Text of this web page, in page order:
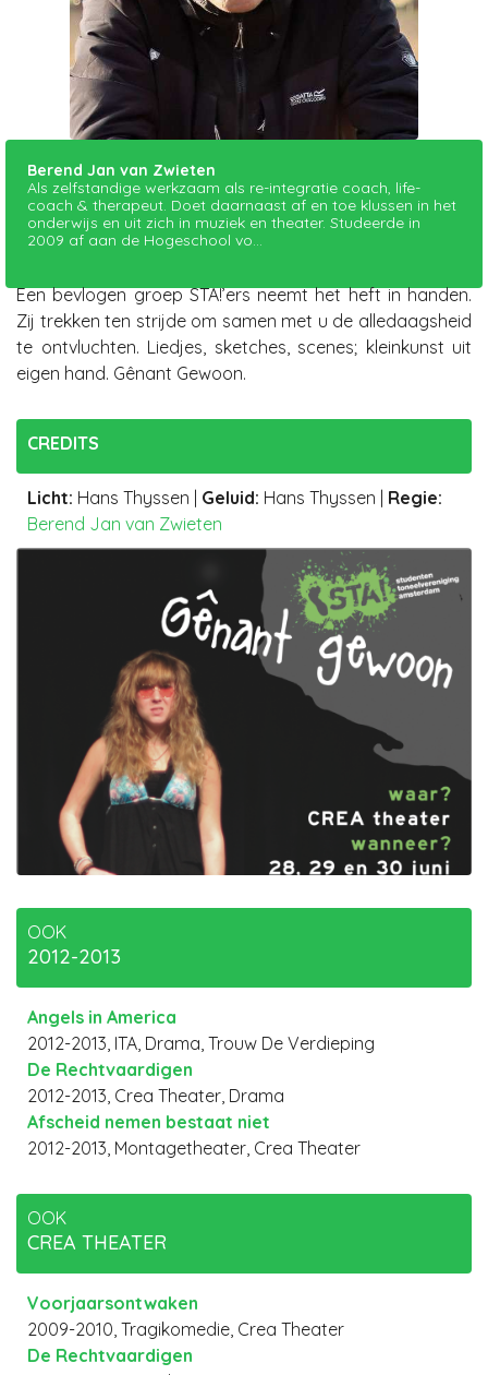
Berend Jan van Zwieten
Als zelfstandige werkzaam als re-integratie coach, life-
coach & therapeut. Doet daarnaast af en toe klussen in het
onderwijs en uit zich in muziek en theater. Studeerde in
2009 af aan de Hogeschool vo...
Een bevlogen groep STA!’ers neemt het heft in handen.
Zij trekken ten strijde om samen met u de alledaagsheid
te ontvluchten. Liedjes, sketches, scenes; kleinkunst uit
eigen hand. Gênant Gewoon.
CREDITS
Licht: Hans Thyssen | Geluid: Hans Thyssen | Regie:
Berend Jan van Zwieten
OOK
2012-2013
Angels in America
2012-2013, ITA, Drama, Trouw De Verdieping
De Rechtvaardigen
2012-2013, Crea Theater, Drama
Afscheid nemen bestaat niet
2012-2013, Montagetheater, Crea Theater
OOK
CREA THEATER
Voorjaarsontwaken
2009-2010, Tragikomedie, Crea Theater
De Rechtvaardigen